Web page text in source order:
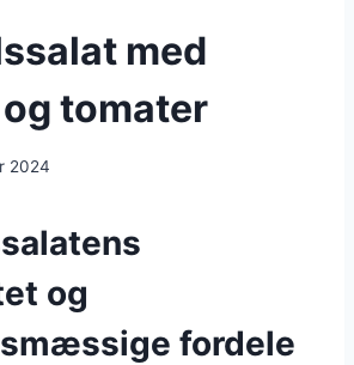
med
tomater
2024
og
fordele